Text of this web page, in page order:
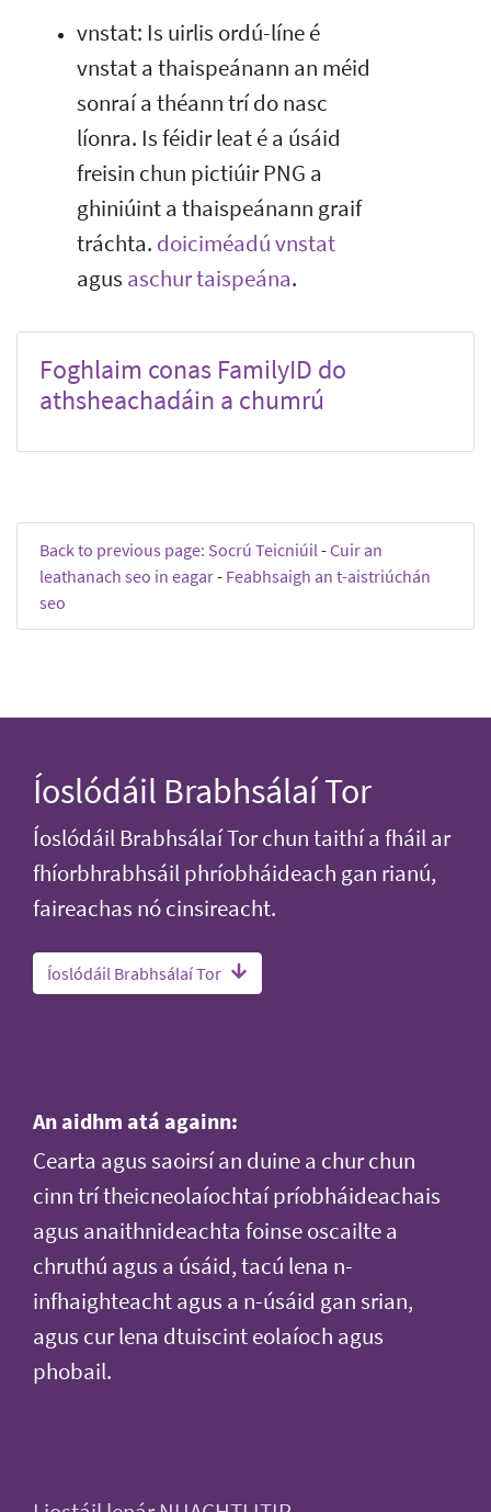
vnstat: Is uirlis ordú-líne é
vnstat a thaispeánann an méid
sonraí a théann trí do nasc
líonra. Is féidir leat é a úsáid
freisin chun pictiúir PNG a
ghiniúint a thaispeánann graif
tráchta. doiciméadú vnstat
agus aschur taispeána.
Foghlaim conas FamilyID do
athsheachadáin a chumrú
Back to previous page: Socrú Teicniúil -Cuir an
leathanach seo in eagar- Feabhsaigh an t-aistriúchán
seo
Íoslódáil Brabhsálaí Tor
Íoslódáil Brabhsálaí Tor chun taithí a fháil ar
fhíorbhrabhsáil phríobháideach gan rianú,
faireachas nó cinsireacht.
Íoslódáil Brabhsálaí Tor
An aidhm atá againn:
Cearta agus saoirsí an duine a chur chun
cinn trí theicneolaíochtaí príobháideachais
agus anaithnideachta foinse oscailte a
chruthú agus a úsáid, tacú lena n-
infhaighteacht agus a n-úsáid gan srian,
agus cur lena dtuiscint eolaíoch agus
phobail.